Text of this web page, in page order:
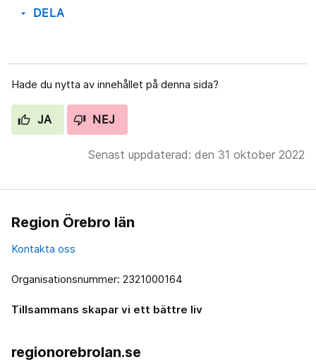
arrow_drop_down DELA
Hade du nytta av innehållet på denna sida?
JA NEJ
Senast uppdaterad: den 31 oktober 2022
Region Örebro län
Kontakta oss
Organisationsnummer: 2321000164
Tillsammans skapar vi ett bättre liv
regionorebrolan.se